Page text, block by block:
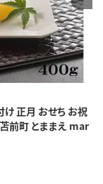
正月 おせち お祝
前町 とままえ mar